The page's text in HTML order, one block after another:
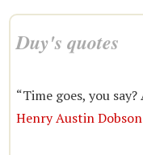
Duy's quotes
“Time goes, you
Henry Austin Dobson